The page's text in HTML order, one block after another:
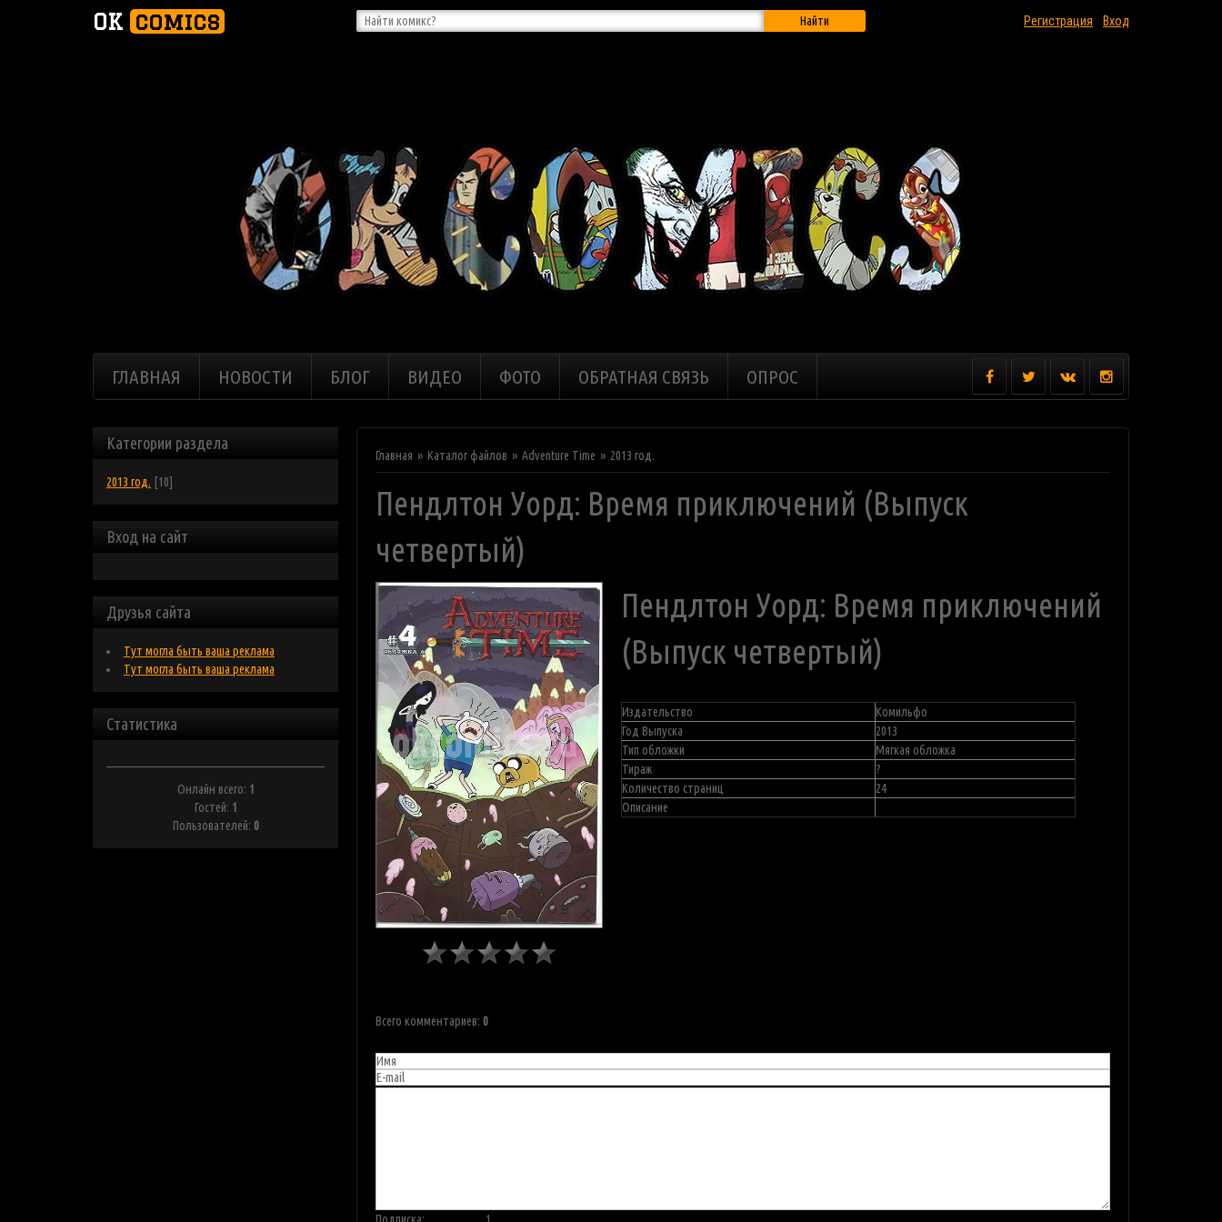
OK comics Найти Регистрация Вход
ГЛАВНАЯ НОВОСТИ БЛОГ ВИДЕО ФОТО ОБРАТНАЯ СВЯЗЬ ОПРОС
Категории раздела
2013 год. [10]
Вход на сайт
Друзья сайта
Тут могла быть ваша реклама
Тут могла быть ваша реклама
Статистика
Онлайн всего: 1
Гостей: 1
Пользователей: 0
Главная Каталог файлов Adventure Time 2013 год.
Пендлтон Уорд: Время приключений (Выпуск
четвертый)
Пендлтон Уорд: Время приключений
(Выпуск четвертый)
Издательство
Комильфо
Год Выпуска
2013
Тип обложки
Мягкая обложка
Тираж
?
Количество страниц
24
Описание
Всего комментариев: 0